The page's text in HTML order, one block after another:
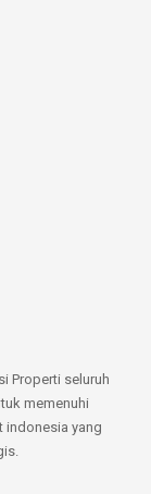
Properti seluruh
memenuhi
indonesia yang